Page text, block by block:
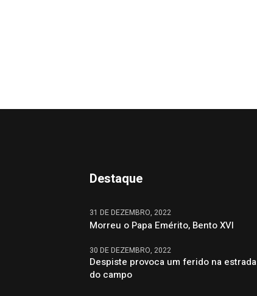
Destaque
31 DE DEZEMBRO, 2022
Morreu o Papa Emérito, Bento XVI
30 DE DEZEMBRO, 2022
Despiste provoca um ferido na estrada
do campo